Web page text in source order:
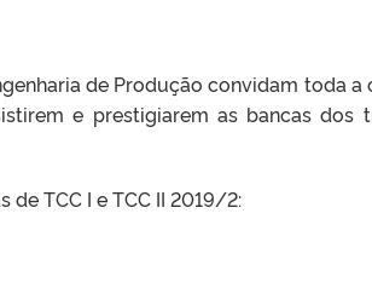
de Produção convidam toda a
e prestigiarem as bancas dos
TCC I e TCC II 2019/2: